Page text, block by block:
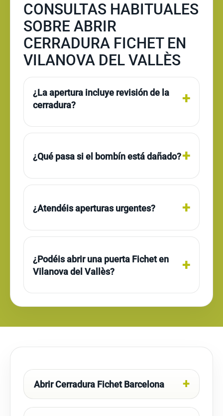
CONSULTAS HABITUALES
SOBRE ABRIR
CERRADURA FICHET EN
VILANOVA DEL VALLÈS
¿La apertura incluye revisión de la
cerradura?
¿Qué pasa si el bombín está dañado?
¿Atendéis aperturas urgentes?
¿Podéis abrir una puerta Fichet en
Vilanova del Vallès?
Abrir Cerradura Fichet Barcelona